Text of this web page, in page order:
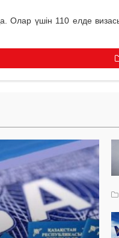
Олар үшін 110 елде